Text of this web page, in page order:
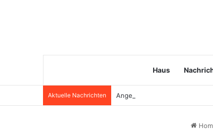
Haus
Aktuelle Nachrichten Angela van Brakel Ehemann: